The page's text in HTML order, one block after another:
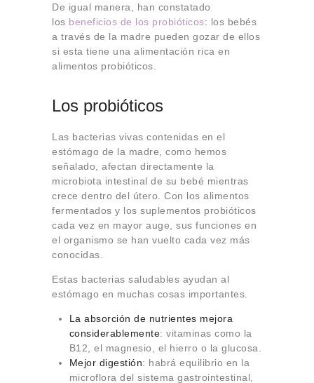
De igual manera, han constatado
los beneficios de los probióticos: los bebés
a través de la madre pueden gozar de ellos
si esta tiene una alimentación rica en
alimentos probióticos.
Los probióticos
Las bacterias vivas contenidas en el
estómago de la madre, como hemos
señalado, afectan directamente la
microbiota intestinal de su bebé mientras
crece dentro del útero. Con los alimentos
fermentados y los suplementos probióticos
cada vez en mayor auge, sus funciones en
el organismo se han vuelto cada vez más
conocidas.
Estas bacterias saludables ayudan al
estómago en muchas cosas importantes.
La absorción de nutrientes mejora
considerablemente: vitaminas como la
B12, el magnesio, el hierro o la glucosa.
Mejor digestión: habrá equilibrio en la
microflora del sistema gastrointestinal,